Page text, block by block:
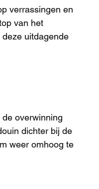
verrassingen en
van het
uitdagende
overwinning
dichter bij de
weer omhoog te